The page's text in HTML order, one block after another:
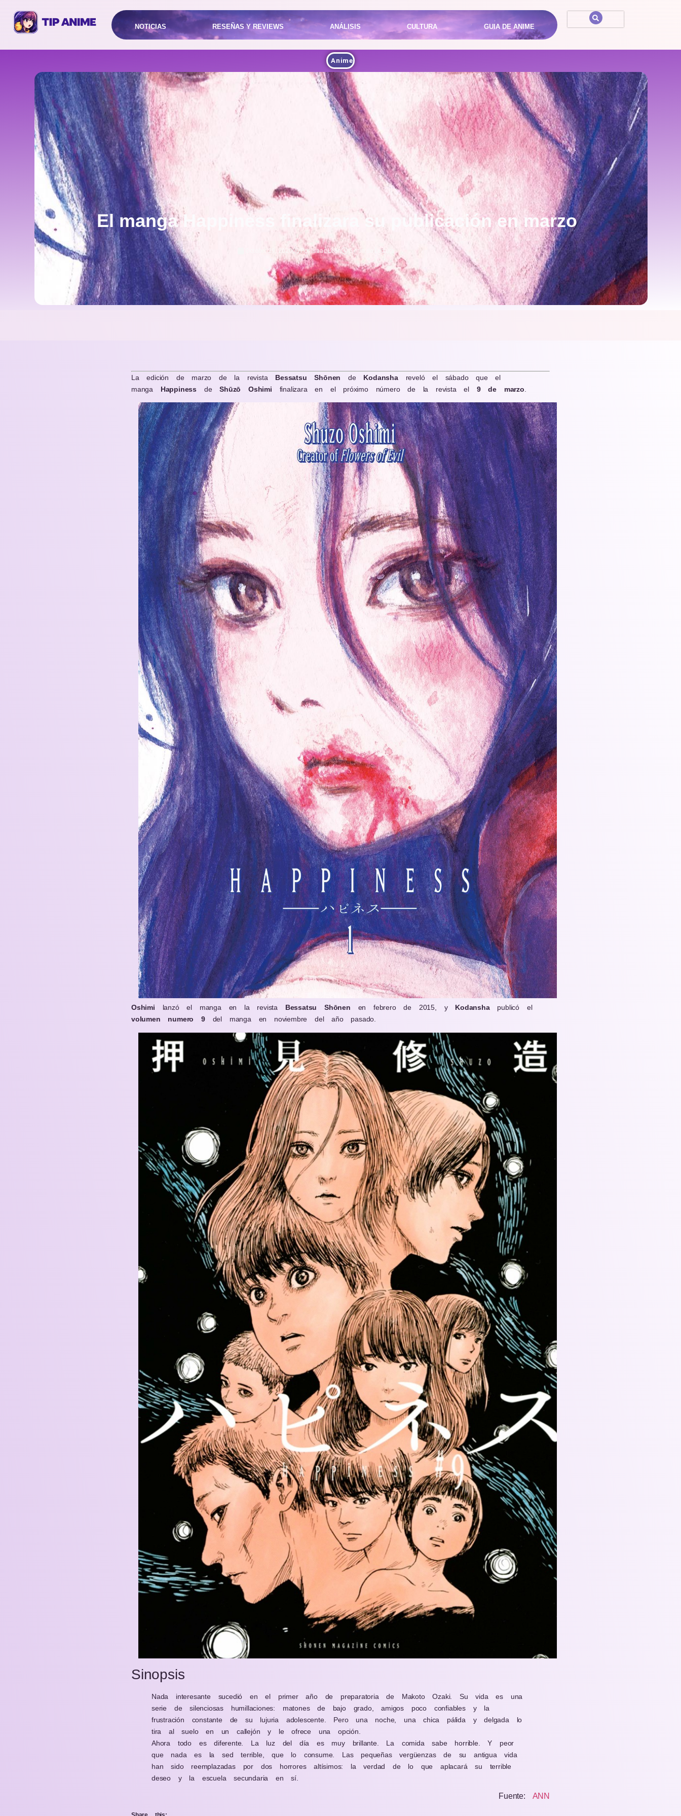
NOTICIAS RESEÑAS Y REVIEWS ANÁLISIS CULTURA GUIA DE ANIME
Anime
El manga Happiness finalizara su publicación en marzo
October 29, 2020 Por Isaac León 5 min de Lectura .
La edición de marzo de la revista Bessatsu Shōnen de Kodanshareveló el sábado que el
manga Happiness deShūzō Oshimi finalizara en el próximo número de la revista el 9 de marzo
Oshimi lanzó el manga en la revista Bessatsu Shōnen en febrero de 2015, y Kodanshapublicó el
volumen numero 9del manga en noviembre del año pasado.
Sinopsis
Nada interesante sucedió en el primer año de preparatoria de Makoto Ozaki. Su vida es una
serie de silenciosas humillaciones: matones de bajo grado, amigos poco confiables y la
frustración constante de su lujuria adolescente. Pero una noche, una chica pálida y delgada lo
tira al suelo en un callejón y le ofrece una opción.
Ahora todo es diferente. La luz del día es muy brillante. La comida sabe horrible. Y peor
que nada es la sed terrible, que lo consume. Las pequeñas vergüenzas de su antigua vida
han sido reemplazadas por dos horrores altísimos: la verdad de lo que aplacará su terrible
deseo y la escuela secundaria en sí.
Fuente: ANN